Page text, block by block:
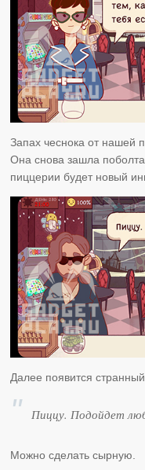
Запах чеснока от нашей
Она снова зашла
пиццерии будет новый
Далее появится
Пиццу. Подойдет
Можно сделать сырную.